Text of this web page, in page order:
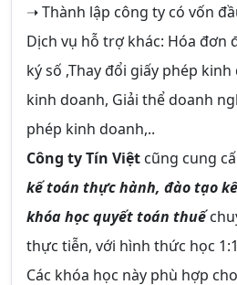
➝ Thành lập công ty có vốn
Dịch vụ hỗ trợ khác: Hóa đơn
ký số ,Thay đổi giấy phép
kinh doanh, Giải thể doanh
phép kinh doanh,..
Công ty Tín Việt cũng cung
kế toán thực hành, đào tạo
khóa học quyết toán thuế
thực tiễn, với hình thức học
Các khóa học này phù hợp